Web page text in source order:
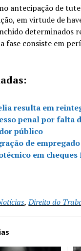
antecipação de
em virtude de
determinados
fase consiste em
resulta em
penal por falta
público
de
em
,Direito do